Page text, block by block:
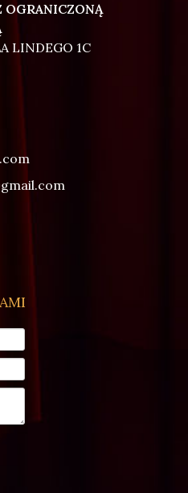
OGRANICZONĄ
LINDEGO 1C